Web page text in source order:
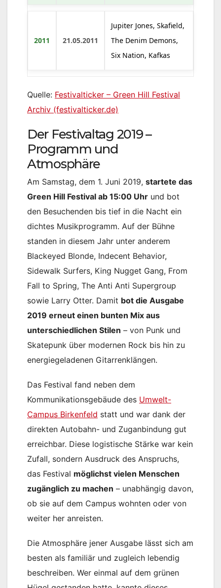
2011 21.05.2011
Jupiter Jones, Skafield,
The Denim Demons,
Six Nation, Kafkas
Quelle: Festivalticker – Green Hill Festival
Archiv (festivalticker.de)
Der Festivaltag 2019 –
Programm und
Atmosphäre
Am Samstag, dem 1. Juni 2019, startete das
Green Hill Festival ab 15:00 Uhr und bot
den Besuchenden bis tief in die Nacht ein
dichtes Musikprogramm. Auf der Bühne
standen in diesem Jahr unter anderem
Blackeyed Blonde, Indecent Behavior,
Sidewalk Surfers, King Nugget Gang, From
Fall to Spring, The Anti Anti Supergroup
sowie Larry Otter. Damit bot die Ausgabe
2019 erneut einen bunten Mix aus
unterschiedlichen Stilen – von Punk und
Skatepunk über modernen Rock bis hin zu
energiegeladenen Gitarrenklängen.
Das Festival fand neben dem
Kommunikationsgebäude des Umwelt-
Campus Birkenfeld statt und war dank der
direkten Autobahn- und Zuganbindung gut
erreichbar. Diese logistische Stärke war kein
Zufall, sondern Ausdruck des Anspruchs,
das Festival möglichst vielen Menschen
zugänglich zu machen – unabhängig davon,
ob sie auf dem Campus wohnten oder von
weiter her anreisten.
Die Atmosphäre jener Ausgabe lässt sich am
besten als familiär und zugleich lebendig
beschreiben. Wer einmal auf dem grünen